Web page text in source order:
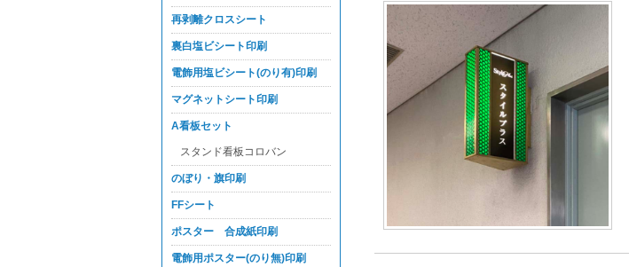
再剥離クロスシート
裏白塩ビシート印刷
電飾用塩ビシート(のり有)印刷
マグネットシート印刷
A看板セット
スタンド看板コロバン
のぼり・旗印刷
FFシート
ポスター 合成紙印刷
電飾用ポスター(のり無)印刷